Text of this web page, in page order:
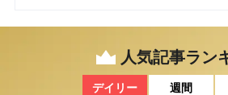
に利用するためのポイントを解説【FPが解説
人気記事ラン
デイリー 週間